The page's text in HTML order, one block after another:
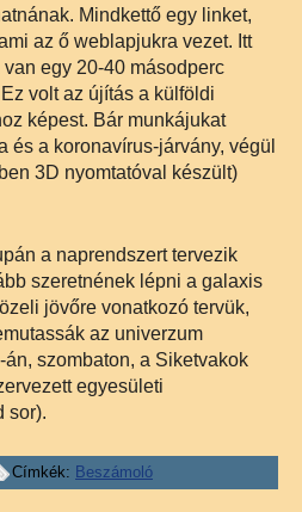
Mindkettő egy linket,
az ő weblapjukra vezet. Itt
egy 20-40 másodperc
volt az újítás a külföldi
képest. Bár munkájukat
és a koronavírus-járvány, végül
3D nyomtatóval készült)
a naprendszert tervezik
szeretnének lépni a galaxis
jövőre vonatkozó tervük,
az univerzum
szombaton, a Siketvakok
egyesületi
sor).
Címkék: Beszámoló